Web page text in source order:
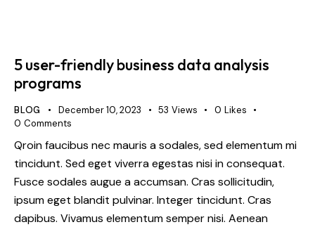
5 user-friendly business data analysis
programs
BLOG December 10, 2023 53 Views 0 Likes
0 Comments
Qroin faucibus nec mauris a sodales, sed elementum mi
tincidunt. Sed eget viverra egestas nisi in consequat.
Fusce sodales augue a accumsan. Cras sollicitudin,
ipsum eget blandit pulvinar. Integer tincidunt. Cras
dapibus. Vivamus elementum semper nisi. Aenean